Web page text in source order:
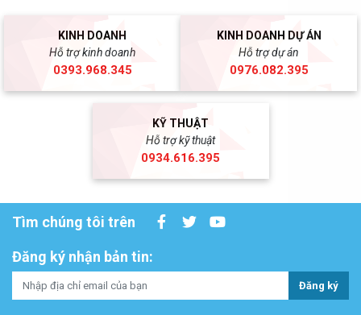
KINH DOANH
Hỗ trợ kinh doanh
0393.968.345
KINH DOANH DỰ ÁN
Hỗ trợ dự án
0976.082.395
KỸ THUẬT
Hỗ trợ kỹ thuật
0934.616.395
Tìm chúng tôi trên
Đăng ký nhận bản tin:
Đăng ký